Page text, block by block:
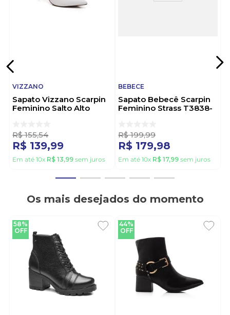
VIZZANO
Sapato Vizzano Scarpin
Feminino Salto Alto
R$ 155,54
R$ 139,99
Em até 10x R$ 13,99 sem juros
BEBECE
Sapato Bebecê Scarpin
Feminino Strass T3838-
R$ 199,99
R$ 179,98
Em até 10x R$ 17,99 sem juros
Os mais desejados do momento
58%
OFF
44%
OFF